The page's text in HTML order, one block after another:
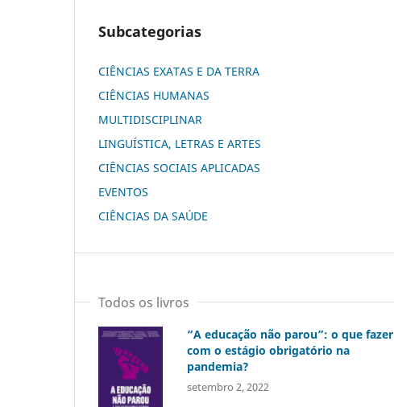
Subcategorias
CIÊNCIAS EXATAS E DA TERRA
CIÊNCIAS HUMANAS
MULTIDISCIPLINAR
LINGUÍSTICA, LETRAS E ARTES
CIÊNCIAS SOCIAIS APLICADAS
EVENTOS
CIÊNCIAS DA SAÚDE
Todos os livros
“A educação não parou”: o que fazer
com o estágio obrigatório na
pandemia?
setembro 2, 2022